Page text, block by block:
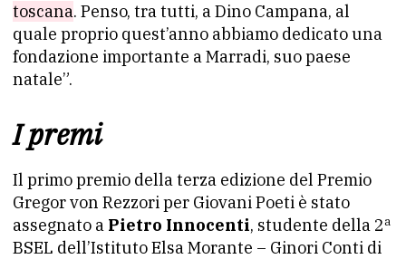
toscana. Penso, tra tutti, a Dino Campana, al
quale proprio quest’anno abbiamo dedicato una
fondazione importante a Marradi, suo paese
natale”.
I premi
Il primo premio della terza edizione del Premio
Gregor von Rezzori per Giovani Poeti è stato
assegnato a Pietro Innocenti, studente della 2ª
BSEL dell’Istituto Elsa Morante – Ginori Conti di